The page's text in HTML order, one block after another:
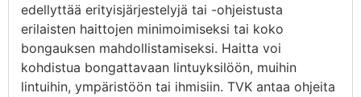
edellyttää erityisjärjestelyjä tai -ohjeistusta
erilaisten haittojen minimoimiseksi tai koko
bongauksen mahdollistamiseksi. Haitta voi
kohdistua bongattavaan lintuyksilöön, muihin
lintuihin, ympäristöön tai ihmisiin. TVK antaa ohjeita